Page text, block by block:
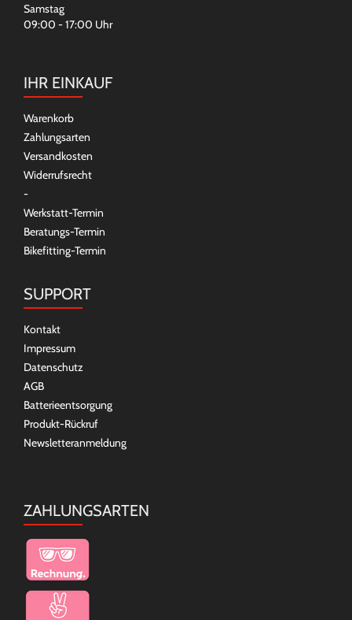
Samstag
09:00 - 17:00 Uhr
IHR EINKAUF
Warenkorb
Zahlungsarten
Versandkosten
Widerrufsrecht
-
Werkstatt-Termin
Beratungs-Termin
Bikefitting-Termin
SUPPORT
Kontakt
Impressum
Datenschutz
AGB
Batterieentsorgung
Produkt-Rückruf
Newsletteranmeldung
ZAHLUNGSARTEN